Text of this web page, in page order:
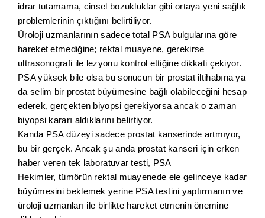
idrar tutamama, cinsel bozukluklar gibi ortaya yeni sağlık
problemlerinin çıktığını belirtiliyor.
Üroloji uzmanlarının sadece total PSA bulgularına göre
hareket etmediğine; rektal muayene, gerekirse
ultrasonografi ile lezyonu kontrol ettiğine dikkati çekiyor.
PSA yüksek bile olsa bu sonucun bir prostat iltihabına ya
da selim bir prostat büyümesine bağlı olabileceğini hesap
ederek, gerçekten biyopsi gerekiyorsa ancak o zaman
biyopsi kararı aldıklarını belirtiyor.
Kanda PSA düzeyi sadece prostat kanserinde artmıyor,
bu bir gerçek. Ancak şu anda prostat kanseri için erken
haber veren tek laboratuvar testi, PSA
Hekimler, tümörün rektal muayenede ele gelinceye kadar
büyümesini beklemek yerine PSA testini yaptırmanın ve
üroloji uzmanları ile birlikte hareket etmenin önemine